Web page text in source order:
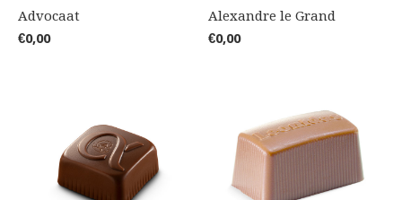
Advocaat
€0,00
Alexandre le Grand
€0,00